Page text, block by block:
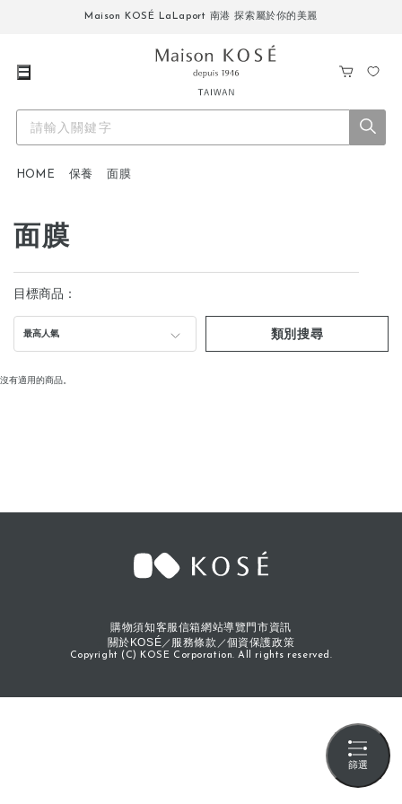
Maison KOSÉ LaLaport 南港 探索屬於你的美麗
HOME 保養 面膜
篩選
面膜
目標商品：
最高人氣 類別搜尋
沒有適用的商品。
購物須知客服信箱網站導覽門市資訊
關於KOSÉ
服務條款 個資保護政策
Copyright (C) KOSE Corporation. All rights reserved.